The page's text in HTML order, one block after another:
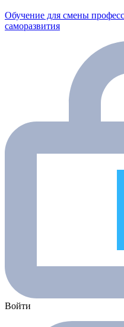
Обучение для смены
саморазвития
Войти